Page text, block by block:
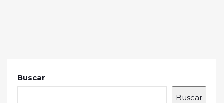
Buscar
Buscar